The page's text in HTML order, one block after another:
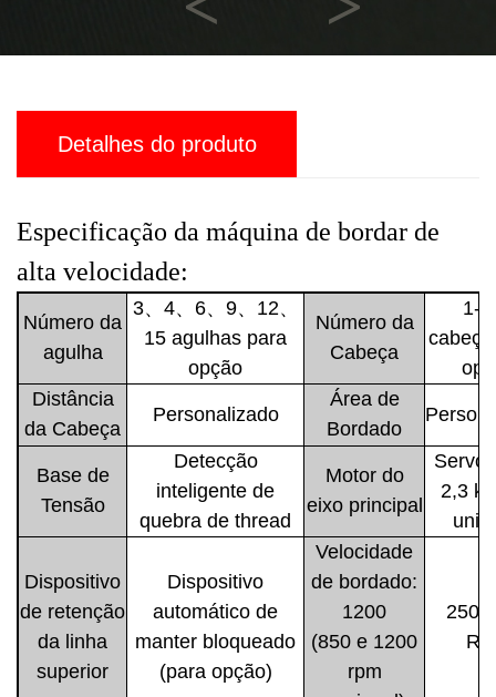
Detalhes do produto
Especificação da máquina de bordar de
alta velocidade:
Número da
agulha
3、4、6、9、12、
15 agulhas para
opção
Número da
Cabeça
1-
Distância
da Cabeça
Personalizado
Área de
Bordado
Base de
Tensão
Detecção
inteligente de
quebra de thread
Motor do
eixo principal
Servo
2,3
Dispositivo
de retenção
da linha
superior
Dispositivo
automático de
manter bloqueado
(para opção)
Velocidade
de bordado:
1200
(850 e 1200
rpm
250-